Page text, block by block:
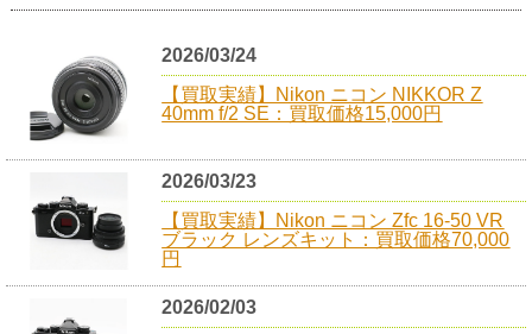
2026/03/24
【買取実績】Nikon ニコン NIKKOR Z
40mm f/2 SE：買取価格15,000円
2026/03/23
【買取実績】Nikon ニコン Zfc 16-50 VR
ブラック レンズキット：買取価格70,000
円
2026/02/03